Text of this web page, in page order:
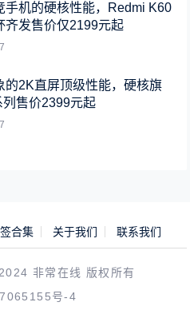
手机的硬核性能，Redmi K60
齐发售价仅2199元起
的2K直屏顶级性能，硬核旗
列售价2399元起
合集 关于我们 联系我们
非常在线 版权所有
号-4